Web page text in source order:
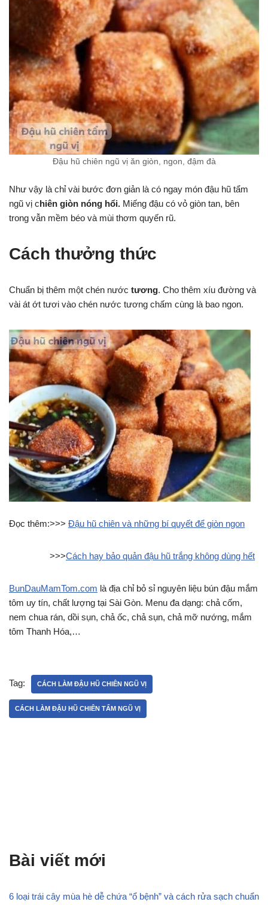
Đậu hũ chiên ngũ vị ăn giòn, ngon, đậm đà
Như vậy là chỉ vài bước đơn giản là có ngay món đậu hũ tẩm
ngũ vị chiên giòn nóng hổi. Miếng đậu có vỏ giòn tan, bên
trong vẫn mềm béo và mùi thơm quyến rũ.
Cách thưởng thức
Chuẩn bị thêm một chén nước tương. Cho thêm xíu đường và
vài át ớt tươi vào chén nước tương chấm cùng là bao ngon.
Đọc thêm:>>> Đậu hũ chiên và những bí quyết để giòn ngon
>>>Cách hay bảo quản đậu hũ trắng không dùng hết
BunDauMamTom.com là địa chỉ bỏ sỉ nguyên liệu bún đậu mắm
tôm uy tín, chất lượng tại Sài Gòn. Menu đa dạng: chả cốm,
nem chua rán, dồi sụn, chả ốc, chả sụn, chả mỡ nướng, mắm
tôm Thanh Hóa,…
Tag: CÁCH LÀM ĐẬU HŨ CHIÊN NGŨ VỊ
CÁCH LÀM ĐẬU HŨ CHIÊN TẨM NGŨ VỊ
Bài viết mới
6 loại trái cây mùa hè dễ chứa “ổ bệnh” và cách rửa sạch chuẩn